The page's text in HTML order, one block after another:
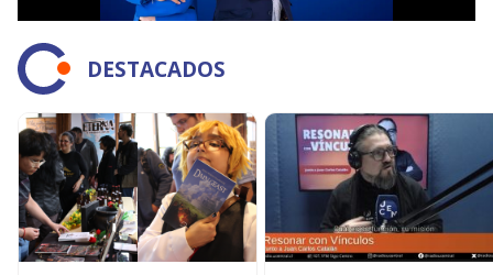
DESTACADOS